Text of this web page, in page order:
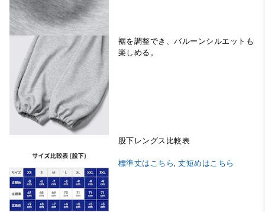
裾を調整でき、バルーンシルエットも
楽しめる。
股下レングス比較表
標準丈はこちら,丈短めはこちら